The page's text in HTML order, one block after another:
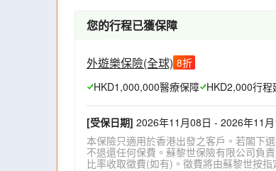
您的行程已獲保障
外遊樂保險(全球) 8折
HKD1,000,000醫療保障 HKD2,000行程
[受保日期] 2026年11月08日 - 2026年11
本保險只適用於香港出發之客戶。若閣下
不退還任何保費。蘇黎世保險有限公司負
比率收取徵費(如有)。徵費將由蘇黎世按